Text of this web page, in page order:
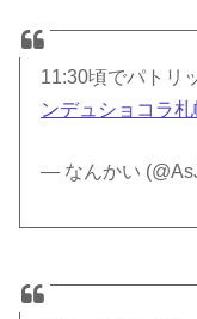
11:30頃でパトリ
ンデュショコラ
— なんかい